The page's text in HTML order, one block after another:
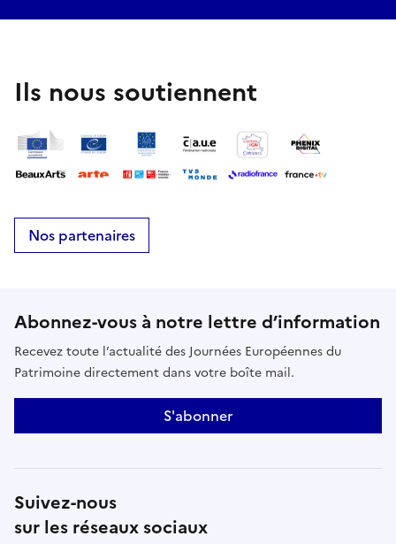
Ils nous soutiennent
Nos partenaires
Abonnez-vous à notre lettre d’information
Recevez toute l’actualité des Journées Européennes du
Patrimoine directement dans votre boîte mail.
S'abonner
Suivez-nous
sur les réseaux sociaux